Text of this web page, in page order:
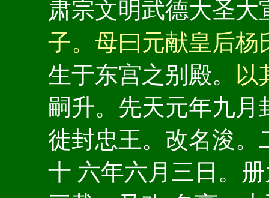
肃宗文明武德大圣大
子。母曰元献皇后杨
生于东宫之别殿。 以
嗣升。先天元年九
徙封忠王。改名浚。
十 六年六月三日。